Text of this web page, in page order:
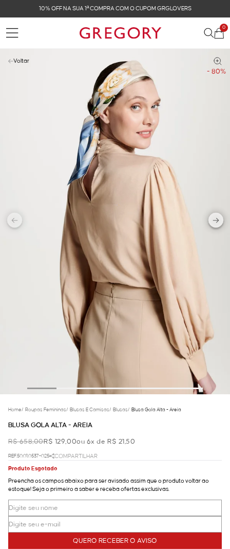
10% OFF NA SUA 1ª COMPRA COM O CUPOM GRGLOVERS
0
- 80%
Voltar
Home/ Roupas Femininas/ Blusas E Camisas/ Blusas/ Blusa Gola Alta - Areia
BLUSA GOLA ALTA - AREIA
R$ 658,00R$ 129,00ou 6x de R$ 21,50
REF.50.01.0537-025
COMPARTILHAR
Produto Esgotado
Preencha os campos abaixo para ser avisado assim que o produto voltar ao
estoque! Seja o primeiro a saber e receba ofertas exclusivas.
QUERO RECEBER O AVISO